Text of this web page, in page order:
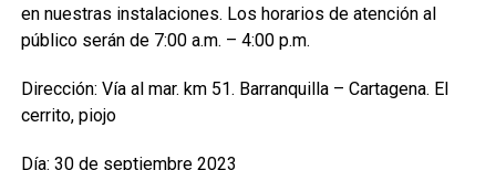
en nuestras instalaciones. Los horarios de atención al
público serán de 7:00 a.m. – 4:00 p.m.
Dirección: Vía al mar. km 51. Barranquilla – Cartagena. El
cerrito, piojo
Día: 30 de septiembre 2023